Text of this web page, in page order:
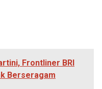
Frontliner BRI
Berseragam